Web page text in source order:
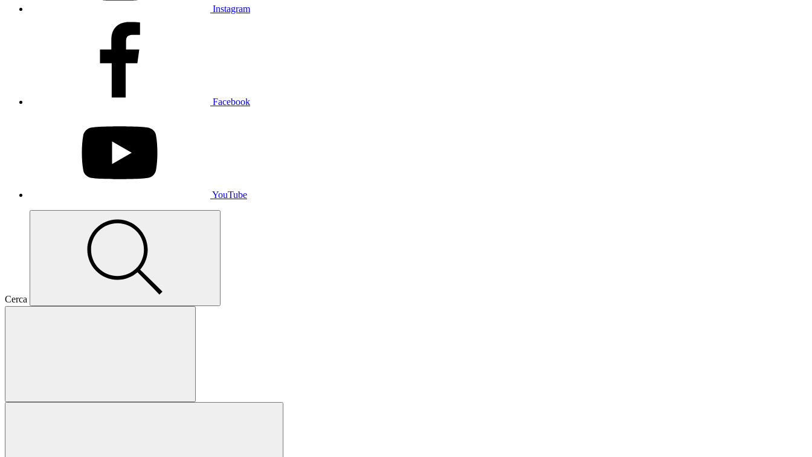
Instagram
Facebook
YouTube
Cerca